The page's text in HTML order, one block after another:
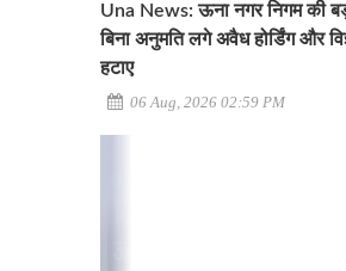
Una News: ऊना नगर निगम की
बिना अनुमति लगे अवैध होर्डिंग और
हटाए
06 Aug, 2026 02:59 PM